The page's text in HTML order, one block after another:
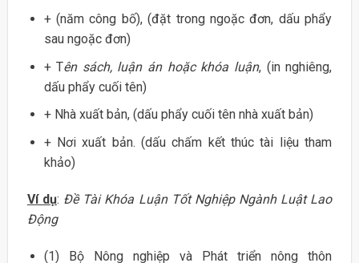
+ (năm công bố), (đặt trong ngoặc đơn, dấu phẩy
sau ngoặc đơn)
+ Tên sách, luận án hoặc khóa luận, (in nghiêng,
dấu phẩy cuối tên)
+ Nhà xuất bản, (dấu phẩy cuối tên nhà xuất bản)
+ Nơi xuất bản. (dấu chấm kết thúc tài liệu tham
khảo)
Ví dụ: Đề Tài Khóa Luận Tốt Nghiệp Ngành Luật Lao
Động
(1) Bộ Nông nghiệp và Phát triển nông thôn